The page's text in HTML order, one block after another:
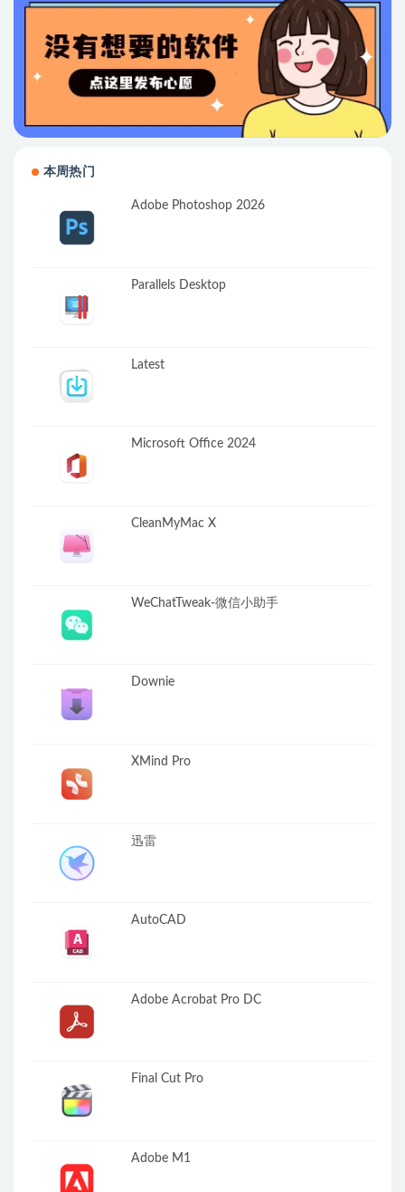
本周热门
Adobe Photoshop 2026
Parallels Desktop
Latest
Microsoft Office 2024
CleanMyMac X
WeChatTweak-微信小助手
Downie
XMind Pro
迅雷
AutoCAD
Adobe Acrobat Pro DC
Final Cut Pro
Adobe M1